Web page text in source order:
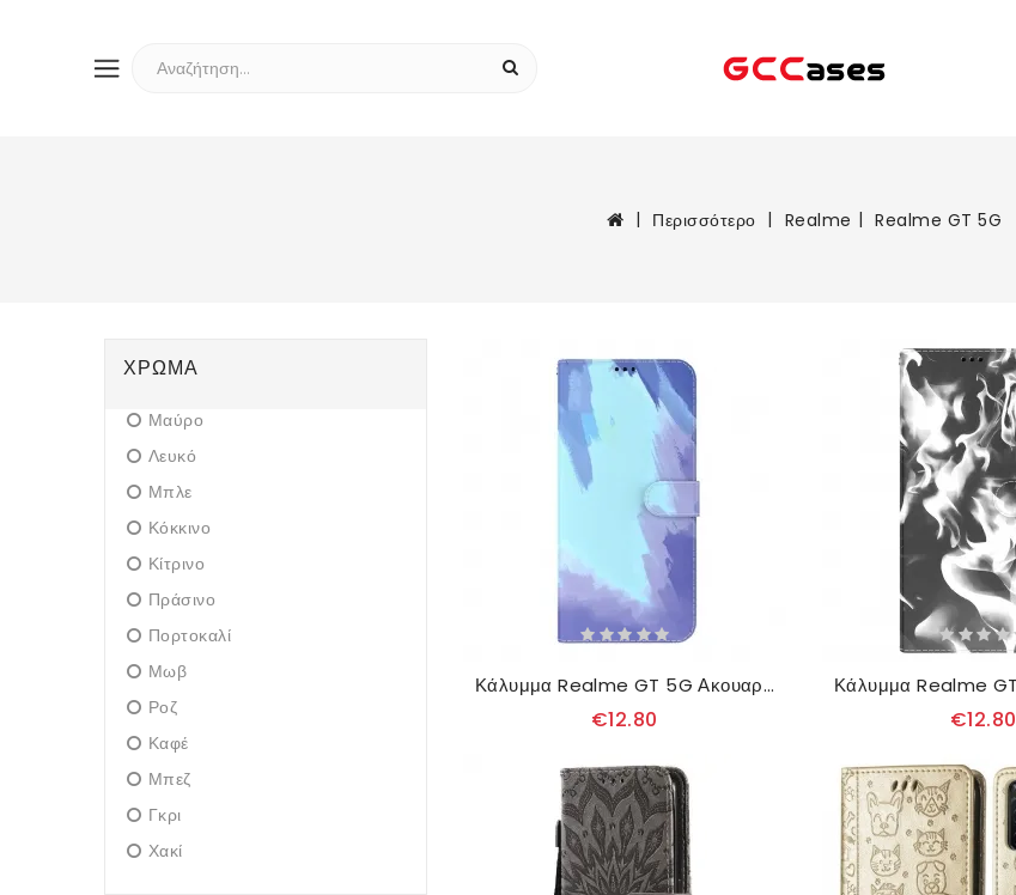
Περισσότερο Realme Realme GT 5G
ΧΡΏΜΑ
Μαύρο
Λευκό
Μπλε
Κόκκινο
Κίτρινο
Πράσινο
Πορτοκαλί
Μωβ
Ροζ
Καφέ
Μπεζ
Γκρι
Χακί
Κάλυμμα Realme GT 5G Ακουαρέλα
€12.80 €12.80